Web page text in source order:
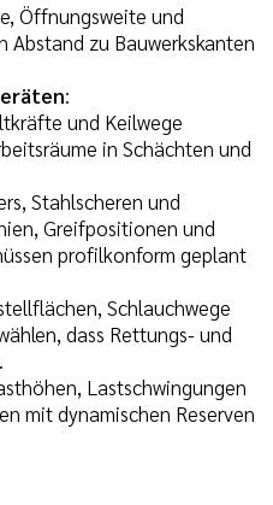
Öffnungsweite und
Abstand zu Bauwerkskanten
:
und Keilwege
in Schächten und
Stahlscheren und
Greifpositionen und
profilkonform geplant
Schlauchwege
dass Rettungs- und
Lastschwingungen
mit dynamischen Reserven